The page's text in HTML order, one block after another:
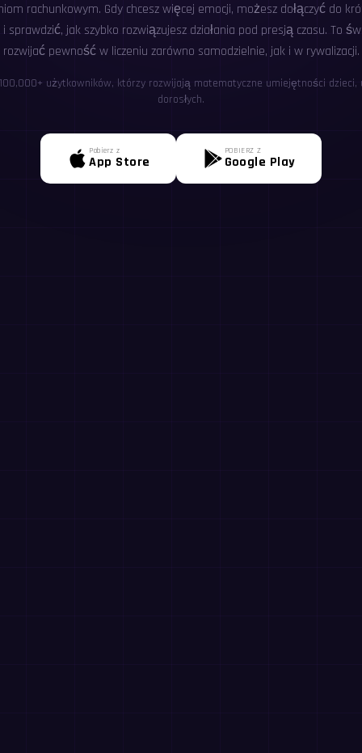
rachunkowym. Gdy chcesz więcej emocji, możesz dołączyć do
sprawdzić, jak szybko rozwiązujesz działania pod presją czasu. To
rozwijać pewność w liczeniu zarówno samodzielnie, jak i w rywalizacji.
użytkowników, którzy rozwijają matematyczne umiejętności dzieci,
dorosłych.
Pobierz z
App Store
POBIERZ Z
Google Play